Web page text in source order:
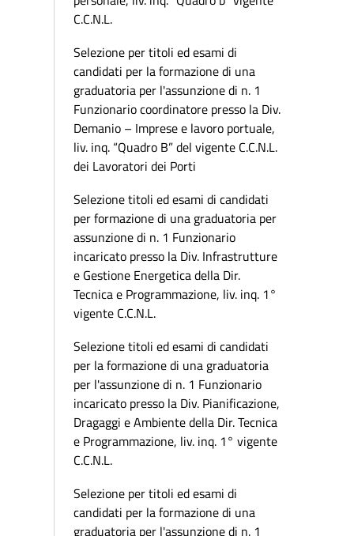
C.C.N.L.
Selezione per titoli ed esami di
candidati per la formazione di una
graduatoria per l'assunzione di n. 1
Funzionario coordinatore presso la Div.
Demanio – Imprese e lavoro portuale,
liv. inq. “Quadro B” del vigente C.C.N.L.
dei Lavoratori dei Porti
Selezione titoli ed esami di candidati
per formazione di una graduatoria per
assunzione di n. 1 Funzionario
incaricato presso la Div. Infrastrutture
e Gestione Energetica della Dir.
Tecnica e Programmazione, liv. inq. 1°
vigente C.C.N.L.
Selezione titoli ed esami di candidati
per la formazione di una graduatoria
per l'assunzione di n. 1 Funzionario
incaricato presso la Div. Pianificazione,
Dragaggi e Ambiente della Dir. Tecnica
e Programmazione, liv. inq. 1° vigente
C.C.N.L.
Selezione per titoli ed esami di
candidati per la formazione di una
graduatoria per l'assunzione di n. 1